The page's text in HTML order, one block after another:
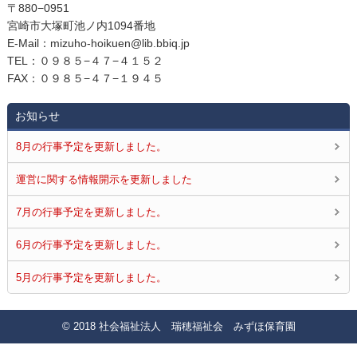
〒880−0951
宮崎市大塚町池ノ内1094番地
E‐Mail：mizuho-hoikuen@lib.bbiq.jp
TEL：０９８５−４７−４１５２
FAX：０９８５−４７−１９４５
お知らせ
8月の行事予定を更新しました。
運営に関する情報開示を更新しました
7月の行事予定を更新しました。
6月の行事予定を更新しました。
5月の行事予定を更新しました。
© 2018 社会福祉法人 瑞穂福祉会 みずほ保育園